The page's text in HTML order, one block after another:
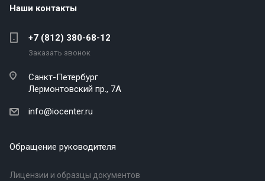
Наши контакты
+7 (812) 380-68-12
Заказать звонок
Санкт-Петербург
Лермонтовский пр., 7А
info@iocenter.ru
Обращение руководителя
Лицензии и образцы документов